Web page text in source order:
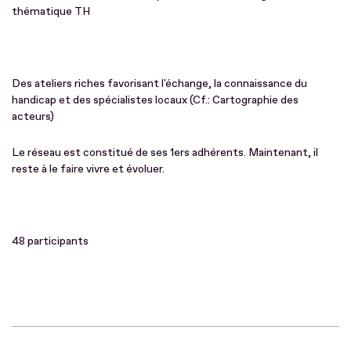
thématique TH
Des ateliers riches favorisant l'échange, la connaissance du
handicap et des spécialistes locaux (Cf.: Cartographie des
acteurs)
Le réseau est constitué de ses 1ers adhérents. Maintenant, il
reste à le faire vivre et évoluer.
48 participants